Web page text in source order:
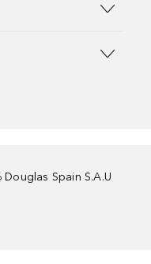
Douglas Spain S.A.U